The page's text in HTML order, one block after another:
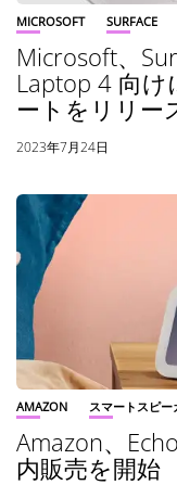
MICROSOFT SURFACE
Microsoft、
Laptop 4 向
ートをリリー
2023年7月24日
AMAZON スマートスピー
Amazon、
内販売を開始